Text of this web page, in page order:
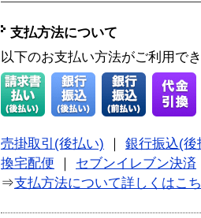
支払方法について
以下のお支払い方法がご利用で
売掛取引(後払い)
銀行振込(後
換宅配便
セブンイレブン決済
⇒支払方法について詳しくはこ